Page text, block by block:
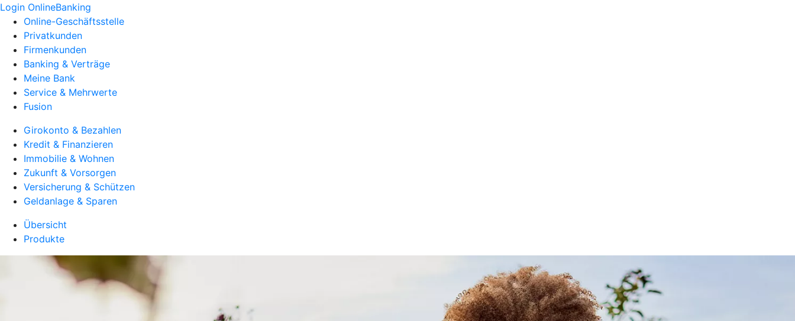
Login OnlineBanking
Online-Geschäftsstelle
Privatkunden
Firmenkunden
Banking & Verträge
Meine Bank
Service & Mehrwerte
Fusion
Girokonto & Bezahlen
Kredit & Finanzieren
Immobilie & Wohnen
Zukunft & Vorsorgen
Versicherung & Schützen
Geldanlage & Sparen
Übersicht
Produkte